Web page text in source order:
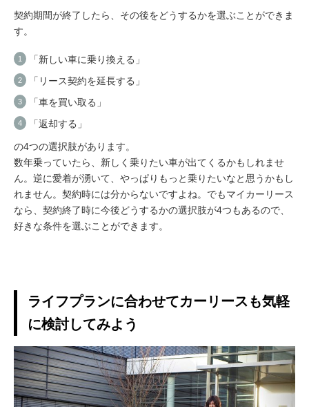
契約期間が終了したら、その後をどうするかを選ぶことができま
す。
「新しい車に乗り換える」
「リース契約を延長する」
「車を買い取る」
「返却する」
の4つの選択肢があります。
数年乗っていたら、新しく乗りたい車が出てくるかもしれませ
ん。逆に愛着が湧いて、やっぱりもっと乗りたいなと思うかもし
れません。契約時には分からないですよね。でもマイカーリース
なら、契約終了時に今後どうするかの選択肢が4つもあるので、
好きな条件を選ぶことができます。
ライフプランに合わせてカーリースも気軽
に検討してみよう